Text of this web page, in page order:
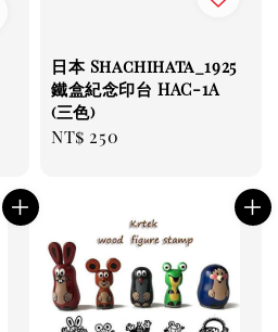
日本 Shachihata_1925
鐵盒紀念印台 HAC-1A
(三色)
Regular
NT$ 250